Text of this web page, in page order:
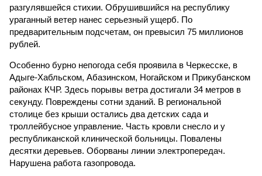
разгулявшейся стихии. Обрушившийся на республику
ураганный ветер нанес серьезный ущерб. По
предварительным подсчетам, он превысил 75 миллионов
рублей.
Особенно бурно непогода себя проявила в Черкесске, в
Адыге-Хабльском, Абазинском, Ногайском и Прикубанском
районах КЧР. Здесь порывы ветра достигали 34 метров в
секунду. Повреждены сотни зданий. В региональной
столице без крыши остались два детских сада и
троллейбусное управление. Часть кровли снесло и у
республиканской клинической больницы. Повалены
десятки деревьев. Оборваны линии электропередач.
Нарушена работа газопровода.